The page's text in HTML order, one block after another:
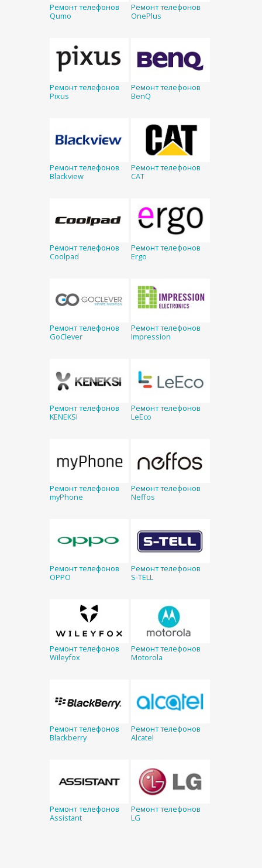
Ремонт телефонов
Qumo
Ремонт телефонов
OnePlus
Ремонт телефонов
Pixus
Ремонт телефонов
BenQ
Ремонт телефонов
Blackview
Ремонт телефонов
CAT
Ремонт телефонов
Coolpad
Ремонт телефонов
Ergo
Ремонт телефонов
GoClever
Ремонт телефонов
Impression
Ремонт телефонов
KENEKSI
Ремонт телефонов
LeEco
Ремонт телефонов
myPhone
Ремонт телефонов
Neffos
Ремонт телефонов
OPPO
Ремонт телефонов
S-TELL
Ремонт телефонов
Wileyfox
Ремонт телефонов
Motorola
Ремонт телефонов
Blackberry
Ремонт телефонов
Alcatel
Ремонт телефонов
Assistant
Ремонт телефонов
LG